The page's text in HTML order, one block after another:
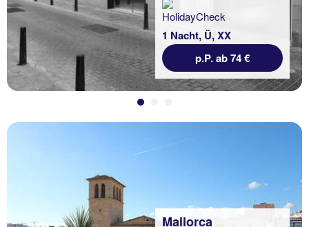
1 Nacht, Ü, XX
p.P. ab 74 €
Mallorca